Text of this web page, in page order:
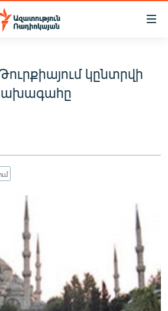
կընտրվի